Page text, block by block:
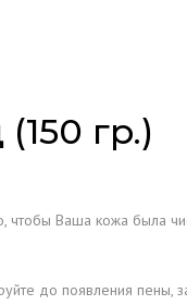
гр.)
чтобы Ваша кожа была
до появления пены,